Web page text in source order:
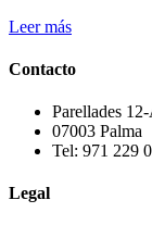
Leer más
Contacto
Parellades
07003 Palma
Tel: 971 229
Legal